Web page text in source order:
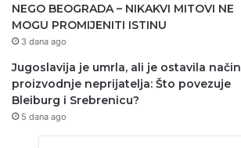
NEGO BEOGRADA – NIKAKVI MITOVI NE
MOGU PROMIJENITI ISTINU
3 dana ago
Jugoslavija je umrla, ali je ostavila način
proizvodnje neprijatelja: Što povezuje
Bleiburg i Srebrenicu?
5 dana ago